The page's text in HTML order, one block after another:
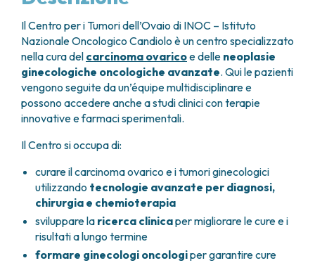
TUMORI TIROIDE E GHIANDOLE ENDOCRINE
APPARATO GENITALE-RIPRODUTTIVO
ENDOMETRIOSI
FIBROMI UTERINI
TUMORE CERVICE UTERINA
TUMORI ENDOMETRIO
TUMORI MAMMELLA
TUMORI PROSTATA
TUMORI TESTICOLO
TUMORI VESCICA
TUMORI VULVA
TUMORI DI PELLE, SANGUE E TESSUTI
AREE CHIRURGICHE
ANESTESIA E RIANIMAZIONE
BREAST UNIT
CENTRO PER I TUMORI DELL’OVAIO
CHIRURGIA ONCOLOGICA
CHIRURGIA PLASTICA RICOSTRUTTIVA
CHIRURGIA TORACICA ONCOLOGICA
CHIRURGIA UROLOGICA
CHIRURGIA SENOLOGICA
GASTROENTEROLOGIA ED ENDOSCOPIA
DIGESTIVA
GINECOLOGIA ONCOLOGICA E TUMORI
EREDITARI
OTORINOLARINGOIATRIA
COME RAGGIUNGERCI
OSPITALITÀ SOLIDALE
ASSISTENTE SOCIALE
CANDIOLO CARES
I VOLONTARI
DOCUMENTI UTILI
LISTE D’ATTESA
TECHNOLOGY TRANSFER OFFICE (TTO)
LABORATORI
GENOMICS CENTRE
PROGETTI INTERNAZIONALI
PROGETTI NAZIONALI
RICERCA ONCOLOGICA
SOSTIENI LA RICERCA
NEWS
SOSTIENI LA RICERCA PRENOTA
Il Centro per i Tumori dell’Ovaio di INOC – Istituto
Nazionale Oncologico Candiolo è un centro specializzato
nella cura del carcinoma ovaricoe delle neoplasie
ginecologiche oncologiche avanzate. Qui le pazienti
vengono seguite da un’équipe multidisciplinare e
possono accedere anche a studi clinici con terapie
innovative e farmaci sperimentali.
Il Centro si occupa di:
curare il carcinoma ovarico e i tumori ginecologici
utilizzando tecnologie avanzate per diagnosi,
chirurgia e chemioterapia
sviluppare la ricerca clinicaper migliorare le cure e i
risultati a lungo termine
formare ginecologi oncologiper garantire cure